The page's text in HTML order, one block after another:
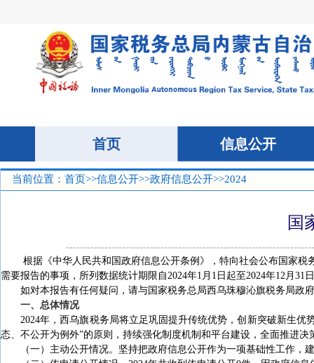
当前位置： 首页>>信息公开>>政府信息公开>>2024
国
根据《中华人民共和国政府信息公开条例》 ， 特向社会公布国家税
需要报告的事项 ， 所列数据统计期限自2024年1月1日起至2024年12月31
如对本报告有任何疑问，请与国家税务总局西乌珠穆沁旗税务局政府
一、总体情况
2024年，西乌旗税务局将立足巩固提升传统优势，创新突破新生优
态、不公开为例外”的原则， 持续强化制度机制和平台建设， 全面推进决
（一）主动公开情况。坚持把政府信息公开作为一项基础性工作，建